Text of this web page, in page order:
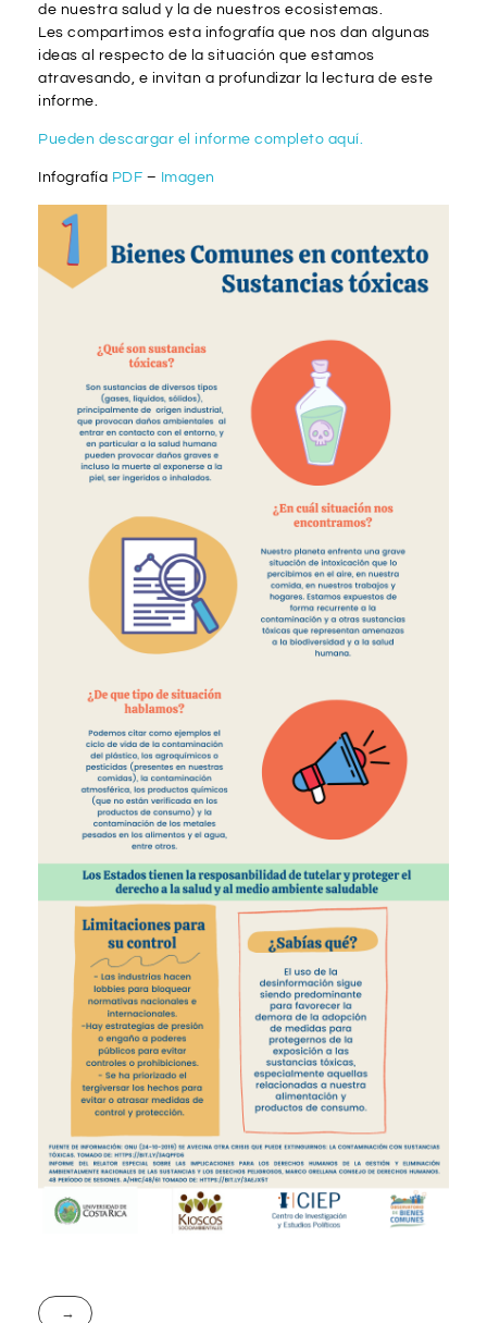
de nuestra salud y la de nuestros ecosistemas.
Les compartimos esta infografía que nos dan algunas
ideas al respecto de la situación que estamos
atravesando, e invitan a profundizar la lectura de este
informe.
Pueden descargar el informe completo aquí.
Infografía PDF – Imagen